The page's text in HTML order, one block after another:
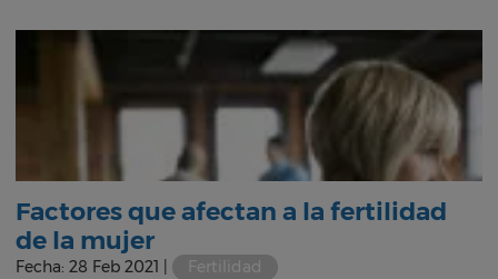
Factores que afectan a la fertilidad
de la mujer
Fecha: 28 Feb 2021 |
Fertilidad